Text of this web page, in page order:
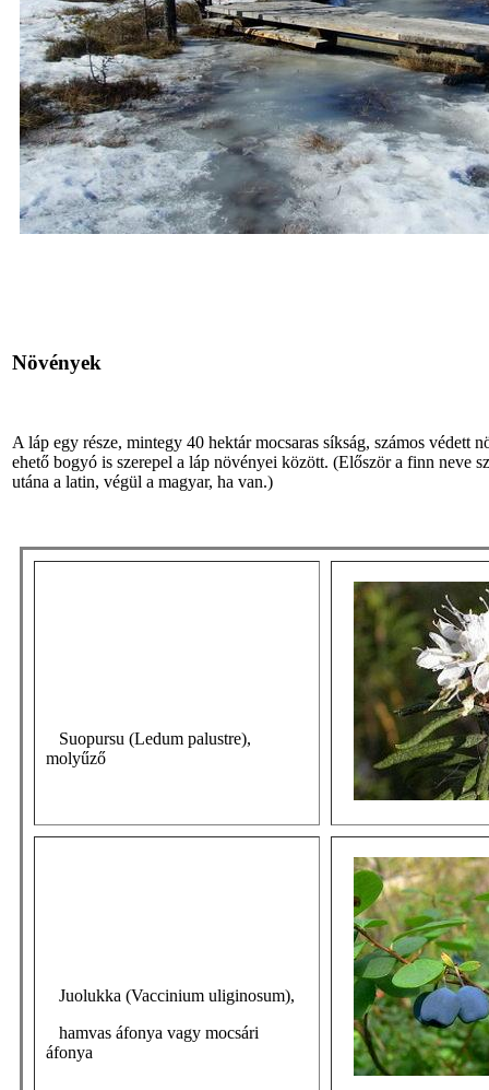
Növények
A láp egy része, mintegy 40 hektár mocsaras síkság, számos védett
ehető bogyó is szerepel a láp növényei között. (Először a finn neve
utána a latin, végül a magyar, ha van.)
Suopursu (Ledum palustre),
molyűző
Juolukka (Vaccinium uliginosum),
hamvas áfonya vagy mocsári
áfonya